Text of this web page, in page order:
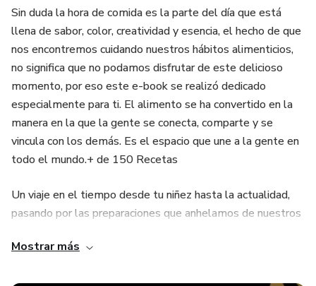
Sin duda la hora de comida es la parte del día que está
llena de sabor, color, creatividad y esencia, el hecho de que
nos encontremos cuidando nuestros hábitos alimenticios,
no significa que no podamos disfrutar de este delicioso
momento, por eso este e-book se realizó dedicado
especialmente para ti. El alimento se ha convertido en la
manera en la que la gente se conecta, comparte y se
vincula con los demás. Es el espacio que une a la gente en
todo el mundo.+ de 150 Recetas
Un viaje en el tiempo desde tu niñez hasta la actualidad,
pasando por las preparaciones que anhelamos de nuestros
tu casa de forma sencilla.
Mostrar más